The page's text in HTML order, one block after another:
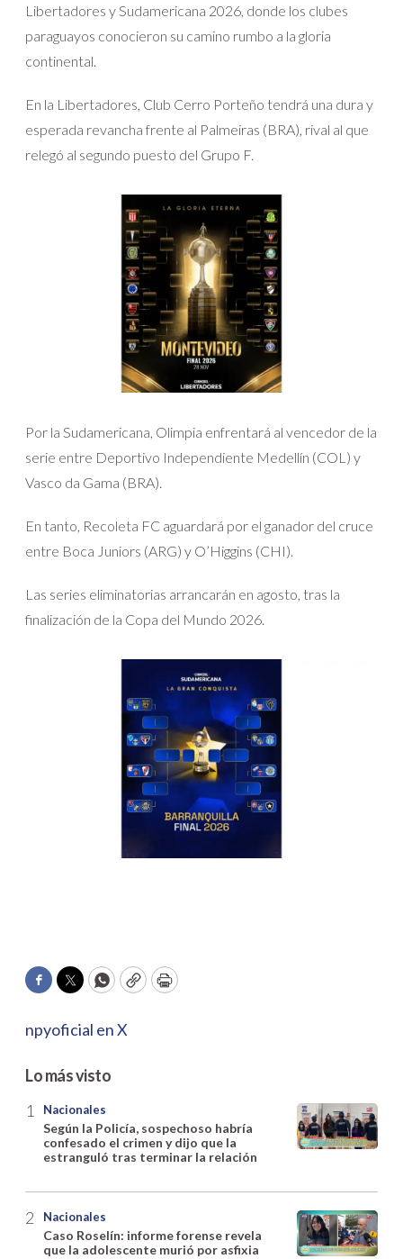
Libertadores y Sudamericana 2026, donde los clubes
paraguayos conocieron su camino rumbo a la gloria
continental.
En la Libertadores, Club Cerro Porteño tendrá una dura y
esperada revancha frente al Palmeiras (BRA), rival al que
relegó al segundo puesto del Grupo F.
Por la Sudamericana, Olimpia enfrentará al vencedor de la
serie entre Deportivo Independiente Medellín (COL) y
Vasco da Gama (BRA).
En tanto, Recoleta FC aguardará por el ganador del cruce
entre Boca Juniors (ARG) y O’Higgins (CHI).
Las series eliminatorias arrancarán en agosto, tras la
finalización de la Copa del Mundo 2026.
Facebook
TwitterWhatsApp
CopyPrint
npyoficial en X
Lo más visto
Nacionales
Según la Policía, sospechoso habría
confesado el crimen y dijo que la
estranguló tras terminar la relación
Nacionales
Caso Roselín: informe forense revela
que la adolescente murió por asfixia